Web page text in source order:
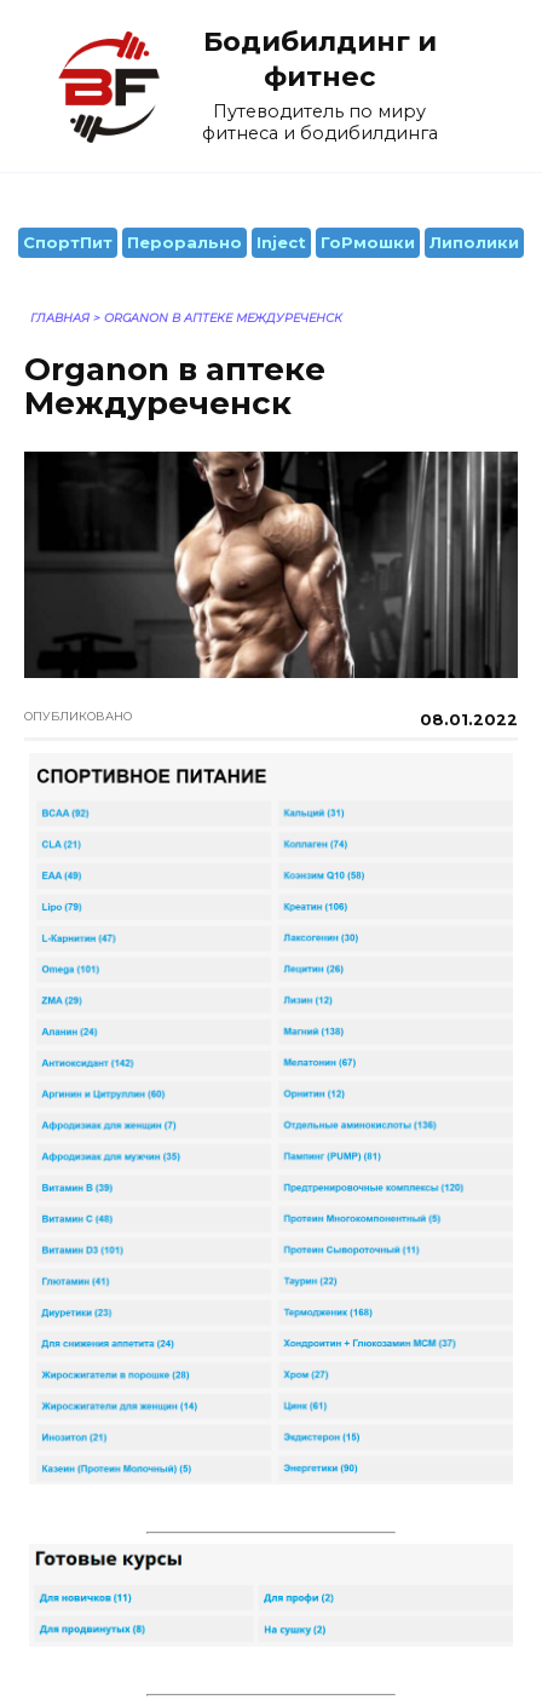
содержанию
Бодибилдинг и
фитнес
Путеводитель по миру
фитнеса и бодибилдинга
СпортПит Перорально Inject ГоРмошки Липолики
ГЛАВНАЯ > ORGANON В АПТЕКЕ МЕЖДУРЕЧЕНСК
Organon в аптеке
Междуреченск
ОПУБЛИКОВАНО 08.01.2022